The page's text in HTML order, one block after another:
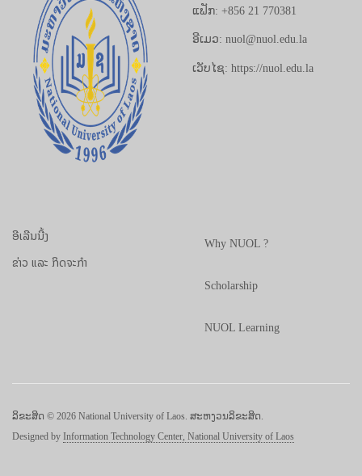
ແຟັກ: +856 21 770381
ອີເມວ: nuol@nuol.edu.la
ເວັບໄຊ: https://nuol.edu.la
ອີເລີນນີ້ງ
ຂ່າວ ແລະ ກິດຈະກຳ
Why NUOL ?
Scholarship
NUOL Learning
ລິຂະສິດ © 2026 National University of Laos. ສະຫງວນລິຂະສິດ.
Designed by Information Technology Center, National University of Laos